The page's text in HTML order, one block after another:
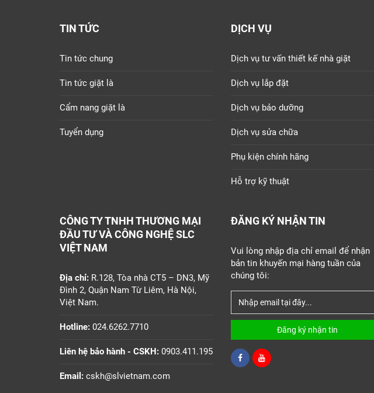
TIN TỨC
Tin tức chung
Tin tức giặt là
Cẩm nang giặt là
Tuyển dụng
DỊCH VỤ
Dịch vụ tư vấn thiết kế nhà giặt
Dịch vụ lắp đặt
Dịch vụ bảo dưỡng
Dịch vụ sửa chữa
Phụ kiện chính hãng
Hỗ trợ kỹ thuật
CÔNG TY TNHH THƯƠNG MẠI
ĐẦU TƯ VÀ CÔNG NGHỆ SLC
VIỆT NAM
Địa chỉ: R.128, Tòa nhà CT5 – DN3, Mỹ
Đình 2, Quận Nam Từ Liêm, Hà Nội,
Việt Nam.
Hotline: 024.6262.7710
Liên hệ bảo hành - CSKH: 0903.411.195
Email: cskh@slvietnam.com
ĐĂNG KÝ NHẬN TIN
Vui lòng nhập địa chỉ email để nhận
bản tin khuyến mại hàng tuần của
chúng tôi:
Đăng ký nhận tin